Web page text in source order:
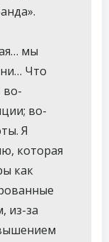
мы
Что
во-
во-
Я
которая
как
из-за